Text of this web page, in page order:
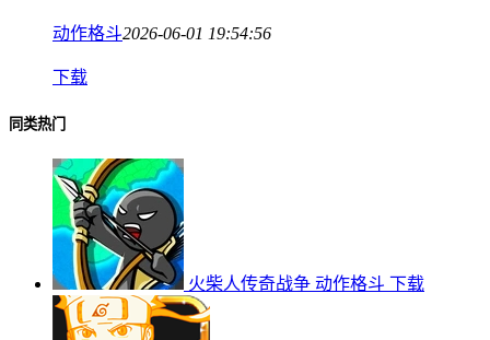
动作格斗2026-06-01 19:54:56
下载
同类热门
火柴人传奇战争 动作格斗 下载